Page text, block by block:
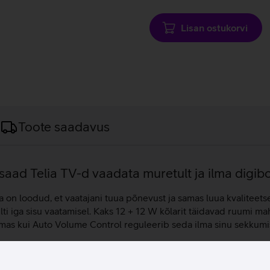
laadimine
Lisan ostukorvi
Toote saadavus
Telia TV-d vaadata muretult ja ilma
loodud, et vaatajani tuua põnevust ja samas luua
sisu vaatamisel. Kaks 12 + 12 W kõlarit täidavad ruumi
kui Auto Volume Control reguleerib seda ilma sinu